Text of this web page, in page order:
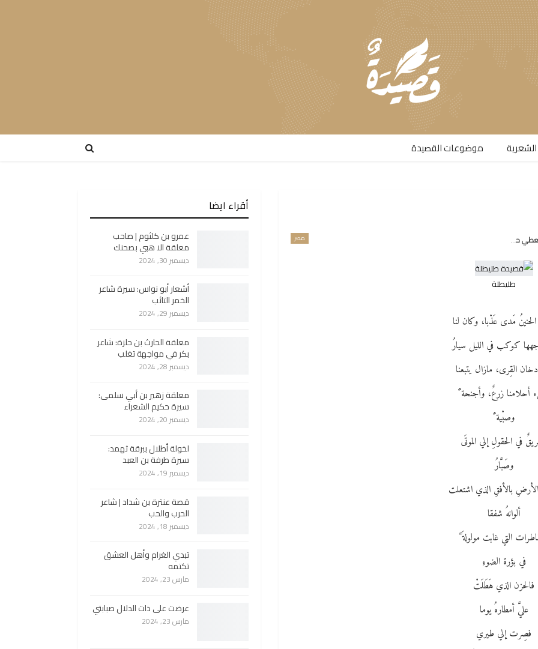
موضوعات القصيدة​
مصر حجازي
طليطلة
مَدى عَذْبا، وكان لنا
كوكب في الليل سيارُ
القِرى، مازال يتبعنا
أحلامنا زرعٌ، وأجنحة
وصبْية ٌ
في الحقولِ إلي الموتَى
وصَبَّارُ
الأرضِ بالأفقِ الذي اشتعلت
ألوانهُ شفقا
التي غابت مولولةَ
في بؤرة الضوءِ
فالحزن الذي هَطَلَتْ
عليَّ أمطارهُ يوما
فصِرت إلي طيري
أقراء ايضا
عمرو بن كلثوم | صاحب
معلقة الا هبي بصحنك
ديسمبر 30, 2024
أشعار أبو نواس: سيرة شاعر
الخمر التائب
ديسمبر 29, 2024
معلقة الحارث بن حلزة: شاعر
بكر في مواجهة تغلب
ديسمبر 28, 2024
معلقة زهير بن أبي سلمى:
سيرة حكيم الشعراء
ديسمبر 20, 2024
لخولة أطلال ببرقة ثهمد:
سيرة طرفة بن العبد
ديسمبر 19, 2024
قصة عنترة بن شداد | شاعر
الحرب والحب
ديسمبر 18, 2024
تبدي الغرام وأهل العشق
تكتمه
مارس 23, 2024
عرضت على ذات الدلال صبابتي
مارس 23, 2024